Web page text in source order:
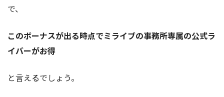
で、
このボーナスが出る時点でミライブの事務所専属の公式ラ
イバーがお得
と言えるでしょう。